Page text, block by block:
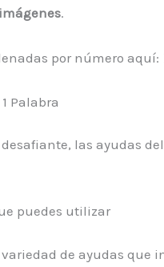
.
por número aquí:
Palabra
las ayudas
puedes utilizar
variedad de ayudas